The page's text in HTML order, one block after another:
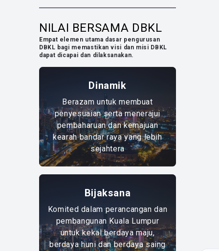
NILAI BERSAMA DBKL
Empat elemen utama dasar pengurusan
DBKL bagi memastikan visi dan misi DBKL
dapat dicapai dan dilaksanakan.
D
Dinamik
Berazam untuk membuat
penyesuaian serta menerajui
pembaharuan dan kemajuan
kearah bandar raya yang lebih
sejahtera
B
Bijaksana
Komited dalam perancangan dan
pembangunan Kuala Lumpur
untuk kekal berdaya maju,
berdaya huni dan berdaya saing